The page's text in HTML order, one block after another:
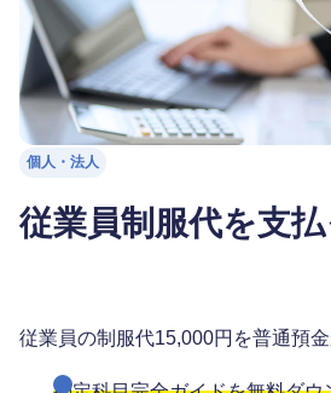
個人・法人
従業員制服代を支払
従業員の制服代15,000円を普通預金